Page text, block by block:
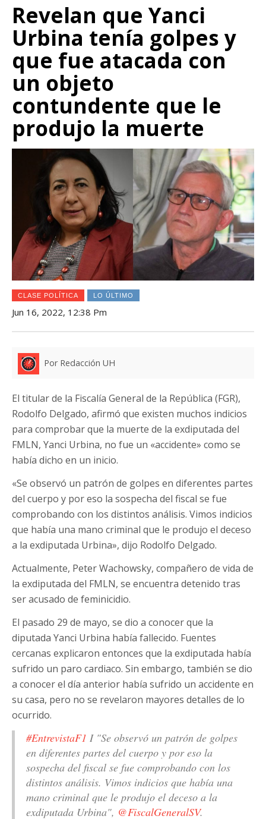
Revelan que Yanci
Urbina tenía golpes y
que fue atacada con
un objeto
contundente que le
produjo la muerte
CLASE POLÍTICA LO ÚLTIMO
Jun 16, 2022, 12:38 Pm
Por Redacción UH
El titular de la Fiscalía General de la República (FGR),
Rodolfo Delgado, afirmó que existen muchos indicios
para comprobar que la muerte de la exdiputada del
FMLN, Yanci Urbina, no fue un «accidente» como se
había dicho en un inicio.
«Se observó un patrón de golpes en diferentes partes
del cuerpo y por eso la sospecha del fiscal se fue
comprobando con los distintos análisis. Vimos indicios
que había una mano criminal que le produjo el deceso
a la exdiputada Urbina», dijo Rodolfo Delgado.
Actualmente, Peter Wachowsky, compañero de vida de
la exdiputada del FMLN, se encuentra detenido tras
ser acusado de feminicidio.
El pasado 29 de mayo, se dio a conocer que la
diputada Yanci Urbina había fallecido. Fuentes
cercanas explicaron entonces que la exdiputada había
sufrido un paro cardiaco. Sin embargo, también se dio
a conocer el día anterior había sufrido un accidente en
su casa, pero no se revelaron mayores detalles de lo
ocurrido.
#EntrevistaF1 I "Se observó un patrón de golpes
en diferentes partes del cuerpo y por eso la
sospecha del fiscal se fue comprobando con los
distintos análisis. Vimos indicios que había una
mano criminal que le produjo el deceso a la
exdiputada Urbina", @FiscalGeneralSV.